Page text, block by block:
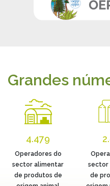
Grandes
4.479
Operadores do
sector alimentar
de produtos de
sector
de